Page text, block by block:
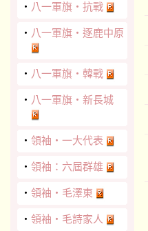
‧ 八一軍旗‧抗戰
‧ 八一軍旗‧逐鹿中原
‧ 八一軍旗‧韓戰
‧ 八一軍旗‧新長城
‧ 領袖‧一大代表
‧ 領袖：六屆群雄
‧ 領袖‧毛澤東
‧ 領袖‧毛詩家人